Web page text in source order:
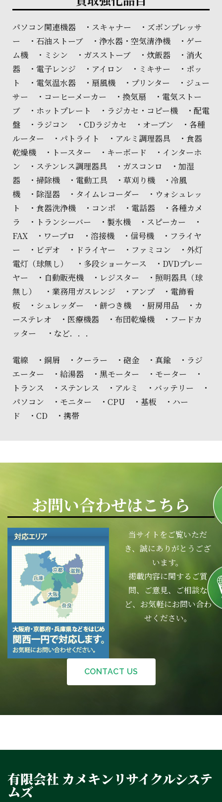
パソコン関連機器 ・スキャナー ・ズボンプレッサ
ー ・石油ストーブ ・浄水器・空気清浄機 ・ゲー
ム機 ・ミシン ・ガスストーブ ・炊飯器 ・消火
器 ・電子レンジ ・アイロン ・ミキサー ・ポッ
ト ・電気温水器 ・扇風機 ・プリンター ・ジュー
サー ・コーヒーメーカー ・換気扇 ・電気ストー
ブ ・ホットプレート ・ラジカセ・コピー機 ・配電
盤 ・ラジコン ・CDラジカセ ・オーブン ・各種
ルーター ・パトライト ・アルミ調理器具 ・食器
乾燥機 ・トースター ・キーボード ・インターホ
ン ・ステンレス調理器具 ・ガスコンロ ・加湿
器 ・掃除機 ・電動工具 ・草刈り機 ・冷風
機 ・除湿器 ・タイムレコーダー ・ウォシュレッ
ト ・食器洗浄機 ・コンポ ・電話器 ・各種カメ
ラ ・トランシーバー ・製氷機 ・スピーカー ・
FAX ・ワープロ ・溶接機 ・信号機 ・フライヤ
ー ・ビデオ ・ドライヤー ・ファミコン ・外灯
電灯（球無し） ・多段ショーケース ・DVDプレー
ヤー ・自動販売機 ・レジスター ・照明器具（球
無し） ・業務用ガスレンジ ・アンプ ・電飾看
板 ・シュレッダー ・餅つき機 ・厨房用品 ・カ
ーステレオ ・医療機器 ・布団乾燥機 ・フードカ
ッター ・など．．．
電線 ・銅屑 ・クーラー ・砲金 ・真鍮 ・ラジ
エーター ・給湯器 ・黒モーター ・モーター ・
トランス ・ステンレス ・アルミ ・バッテリー ・
パソコン ・モニター ・CPU ・基板 ・ハー
ド ・CD ・携帯
お問い合わせはこちら
当サイトをご覧いただ
き、誠にありがとうござ
います。
掲載内容に関するご質
問、ご意見、ご相談な
ど、お気軽にお問い合わ
せください。
CONTACT US
有限会社 カメキンリサイクルシステ
ムズ